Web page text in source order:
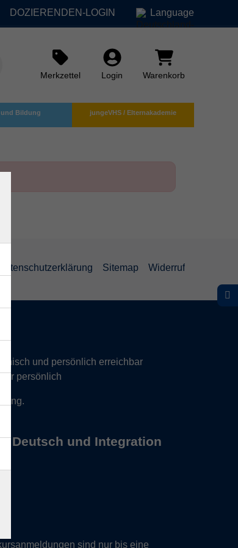
DOZIERENDEN-LOGIN Language
Merkzettel Login Warenkorb
und Bildung jungeVHS / Elternakademie
Datenschutzerklärung Sitemap Widerruf
und persönlich erreichbar
persönlich
Deutsch und Integration
sind nur bis eine